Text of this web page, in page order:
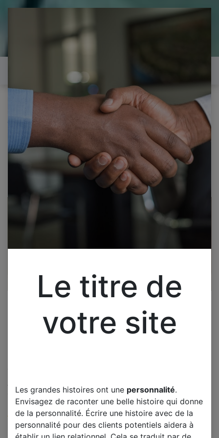
il est temps de
réparer...Electronique 66 est
heureux de vous aider
Tous les produits
JVC CARTE INVECTEUR VESTEL 17CON13
JVC CARTE INVECTEUR
VESTEL 17CON13
(0 avis)
Offre :40,00€
Le titre de
votre site
Les grandes histoires ont une personnalité.
Envisagez de raconter une belle histoire qui donne
de la personnalité. Écrire une histoire avec de la
personnalité pour des clients potentiels aidera à